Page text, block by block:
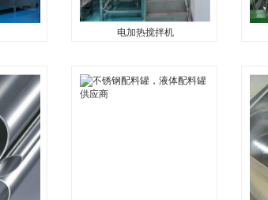
电加热搅拌机
电加热搅拌机... 微